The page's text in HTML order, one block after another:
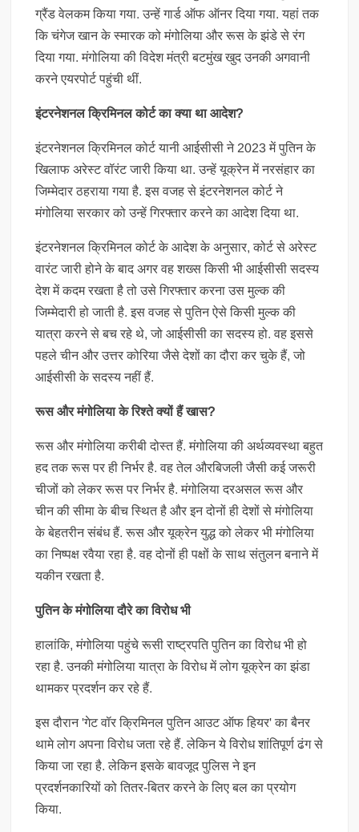
ग्रैंड वेलकम किया गया. उन्हें गार्ड ऑफ ऑनर दिया गया. यहां तक
कि चंगेज खान के स्मारक को मंगोलिया और रूस के झंडे से रंग
दिया गया. मंगोलिया की विदेश मंत्री बटमुंख खुद उनकी अगवानी
करने एयरपोर्ट पहुंची थीं.
इंटरनेशनल क्रिमिनल कोर्ट का क्या था आदेश?
इंटरनेशनल क्रिमिनल कोर्ट यानी आईसीसी ने 2023 में पुतिन के
खिलाफ अरेस्ट वॉरंट जारी किया था. उन्हें यूक्रेन में नरसंहार का
जिम्मेदार ठहराया गया है. इस वजह से इंटरनेशनल कोर्ट ने
मंगोलिया सरकार को उन्हें गिरफ्तार करने का आदेश दिया था.
इंटरनेशनल क्रिमिनल कोर्ट के आदेश के अनुसार, कोर्ट से अरेस्ट
वारंट जारी होने के बाद अगर वह शख्स किसी भी आईसीसी सदस्य
देश में कदम रखता है तो उसे गिरफ्तार करना उस मुल्क की
जिम्मेदारी हो जाती है. इस वजह से पुतिन ऐसे किसी मुल्क की
यात्रा करने से बच रहे थे, जो आईसीसी का सदस्य हो. वह इससे
पहले चीन और उत्तर कोरिया जैसे देशों का दौरा कर चुके हैं, जो
आईसीसी के सदस्य नहीं हैं.
रूस और मंगोलिया के रिश्ते क्यों हैं खास?
रूस और मंगोलिया करीबी दोस्त हैं. मंगोलिया की अर्थव्यवस्था बहुत
हद तक रूस पर ही निर्भर है. वह तेल औरबिजली जैसी कई जरूरी
चीजों को लेकर रूस पर निर्भर है. मंगोलिया दरअसल रूस और
चीन की सीमा के बीच स्थित है और इन दोनों ही देशों से मंगोलिया
के बेहतरीन संबंध हैं. रूस और यूक्रेन युद्ध को लेकर भी मंगोलिया
का निष्पक्ष रवैया रहा है. वह दोनों ही पक्षों के साथ संतुलन बनाने में
यकीन रखता है.
पुतिन के मंगोलिया दौरे का विरोध भी
हालांकि, मंगोलिया पहुंचे रूसी राष्ट्रपति पुतिन का विरोध भी हो
रहा है. उनकी मंगोलिया यात्रा के विरोध में लोग यूक्रेन का झंडा
थामकर प्रदर्शन कर रहे हैं.
इस दौरान 'गेट वॉर क्रिमिनल पुतिन आउट ऑफ हियर' का बैनर
थामे लोग अपना विरोध जता रहे हैं. लेकिन ये विरोध शांतिपूर्ण ढंग से
किया जा रहा है. लेकिन इसके बावजूद पुलिस ने इन
प्रदर्शनकारियों को तितर-बितर करने के लिए बल का प्रयोग
किया.